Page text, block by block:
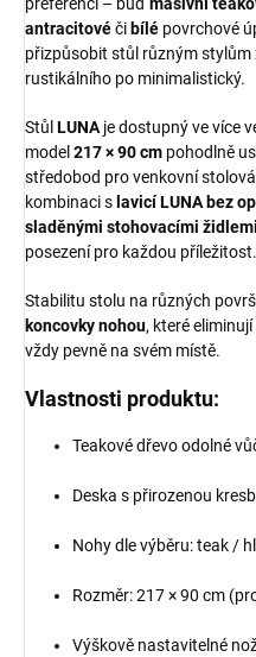
preferencí – buď masivní
antracitovéči bílé povrchové
přizpůsobit stůl různým
rustikálního po minimalistický.
Stůl LUNAje dostupný ve více
model 217 × 90 cm pohodlně
středobod pro venkovní
kombinaci s lavicí LUNA bez
sladěnými stohovacími židlemi
posezení pro každou příležitost.
Stabilitu stolu na různých
koncovky nohou, které
vždy pevně na svém místě.
Vlastnosti produktu:
Teakové dřevo odolné
Deska s přirozenou
Nohy dle výběru: teak /
Rozměr: 217 × 90 cm
Výškově nastavitelné